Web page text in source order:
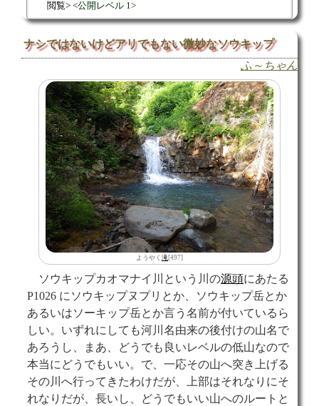
閲覧 公開レベル 1
ナシではないけどアリでもない微妙なソウキップ
ふ～ちゃん
ようやく 滝[497]
ソウキップカオマナイ川という川の源頭にあたる
P1026 にソウキップヌプリとか、ソウキップ岳とか
あるいはソーキップ岳とか言う名前が付いているら
しい。いずれにしても河川名由来の後付けの山名で
あろうし、まあ、どうでも良いレベルの低山なので
本当にどうでもいい。で、一応その山へ突き上げる
その川へ行ってきたわけだが、上部はそれなりにそ
れなりだが、長いし、どうでもいい山へのルートと